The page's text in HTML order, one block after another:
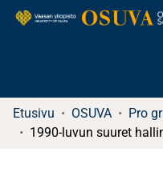
Etusivu OSUVA